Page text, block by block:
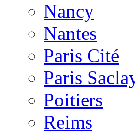
Nancy
Nantes
Paris Cité
Paris
Poitiers
Reims